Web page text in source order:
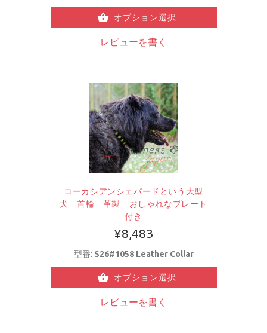
オプション選択
レビューを書く
コーカシアンシェパードという大型
犬 首輪 革製 おしゃれなプレート
付き
¥8,483
型番: S26#1058 Leather Collar
オプション選択
レビューを書く